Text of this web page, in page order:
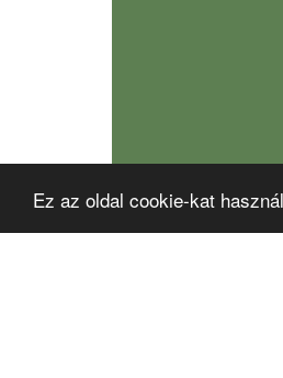
Ez az oldal cookie-kat